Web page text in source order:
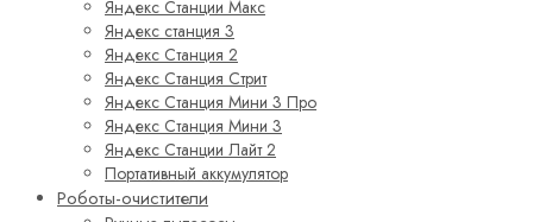
Яндекс Станции Макс
Яндекс станция 3
Яндекс Станция 2
Яндекс Станция Стрит
Яндекс Станция Мини 3 Про
Яндекс Станция Мини 3
Яндекс Станции Лайт 2
Портативный аккумулятор
Роботы-очистители